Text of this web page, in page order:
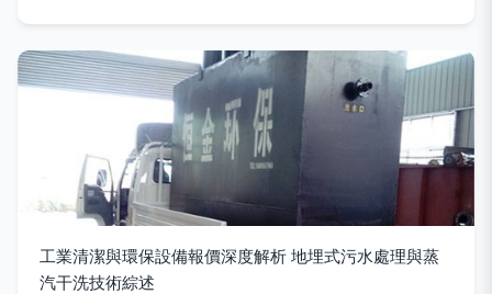
工業清潔與環保設備報價深度解析 地埋式污水處理與蒸
汽干洗技術綜述